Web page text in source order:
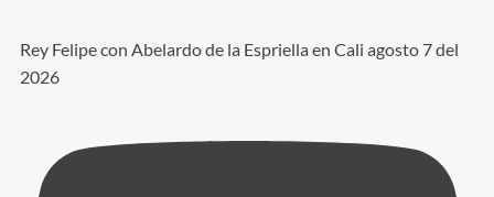
Rey Felipe con Abelardo de la Espriella en Cali agosto 7 del
2026